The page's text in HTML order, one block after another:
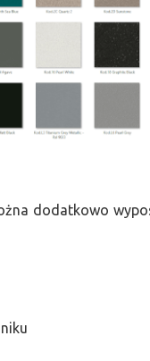
dodatkowo